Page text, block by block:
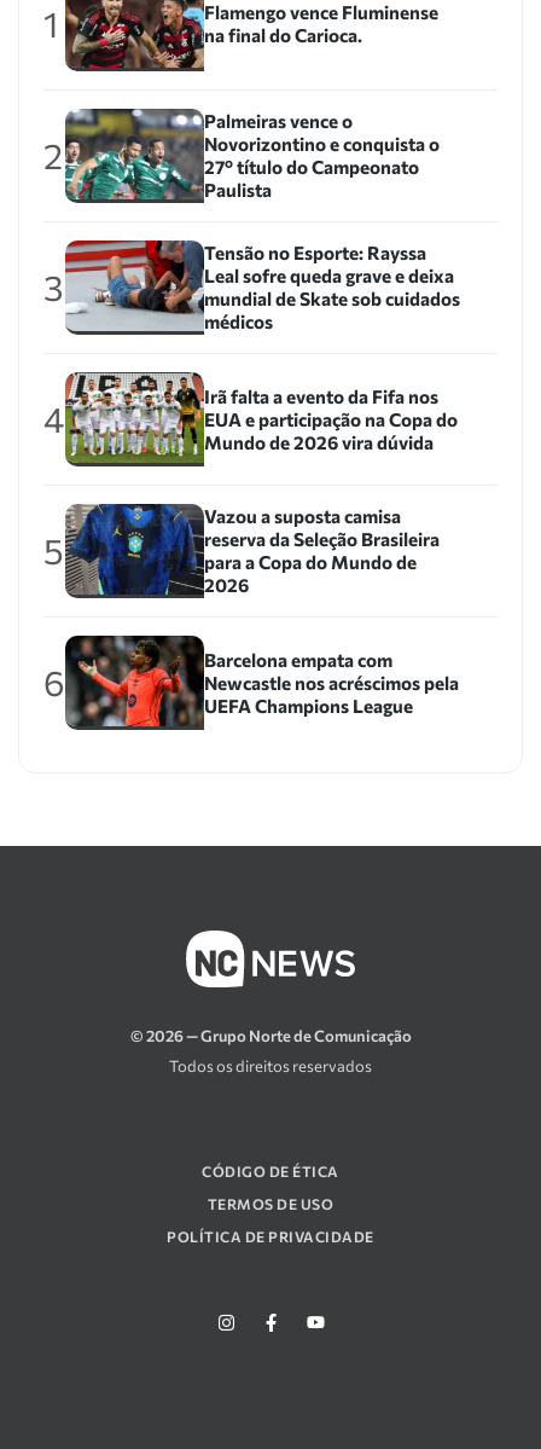
1
Flamengo vence Fluminense
na final do Carioca.
2
Palmeiras vence o
Novorizontino e conquista o
27º título do Campeonato
Paulista
3
Tensão no Esporte: Rayssa
Leal sofre queda grave e deixa
mundial de Skate sob cuidados
médicos
4
Irã falta a evento da Fifa nos
EUA e participação na Copa do
Mundo de 2026 vira dúvida
5
Vazou a suposta camisa
reserva da Seleção Brasileira
para a Copa do Mundo de
2026
6
Barcelona empata com
Newcastle nos acréscimos pela
UEFA Champions League
© 2026 — Grupo Norte de Comunicação
Todos os direitos reservados
CÓDIGO DE ÉTICA
TERMOS DE USO
POLÍTICA DE PRIVACIDADE